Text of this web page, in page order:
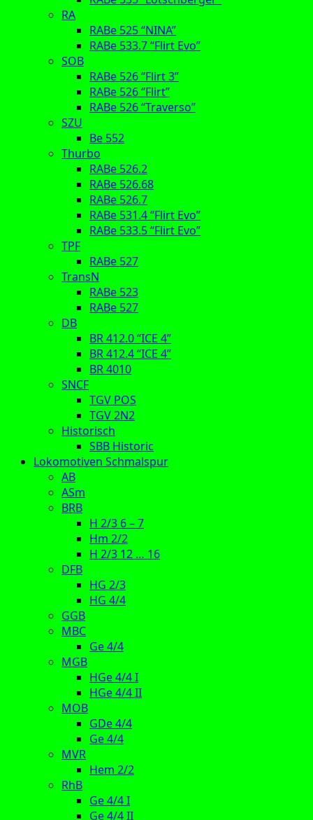
RA
RABe 525 “NINA”
RABe 533.7 “Flirt Evo”
SOB
RABe 526 “Flirt 3”
RABe 526 “Flirt”
RABe 526 “Traverso”
SZU
Be 552
Thurbo
RABe 526.2
RABe 526.68
RABe 526.7
RABe 531.4 “Flirt Evo”
RABe 533.5 “Flirt Evo”
TPF
RABe 527
TransN
RABe 523
RABe 527
DB
BR 412.0 “ICE 4”
BR 412.4 “ICE 4”
BR 4010
SNCF
TGV POS
TGV 2N2
Historisch
SBB Historic
Lokomotiven Schmalspur
AB
ASm
BRB
H 2/3 6 – 7
Hm 2/2
H 2/3 12 … 16
DFB
HG 2/3
HG 4/4
GGB
MBC
Ge 4/4
MGB
HGe 4/4 I
HGe 4/4 II
MOB
GDe 4/4
Ge 4/4
MVR
Hem 2/2
RhB
Ge 4/4 I
Ge 4/4 II